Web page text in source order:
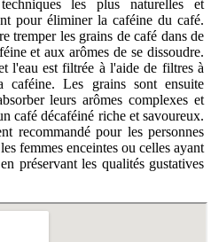
les plus naturelles et
pour éliminer la caféine du café.
tremper les grains de café dans de
et aux arômes de se dissoudre.
l'eau est filtrée à l'aide de filtres à
Les grains sont ensuite
leurs arômes complexes et
café décaféiné riche et savoureux.
recommandé pour les personnes
femmes enceintes ou celles ayant
préservant les qualités gustatives